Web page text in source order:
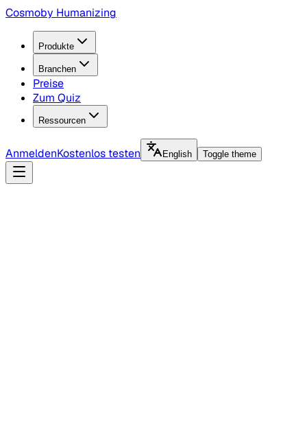
Cosmoby Humanizing
Produkte
Branchen
Preise
Zum Quiz
Ressourcen
AnmeldenKostenlos testen English Toggle theme